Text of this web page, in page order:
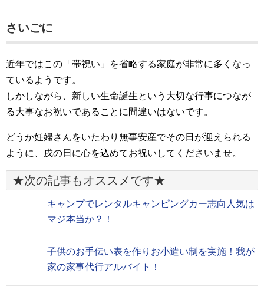
さいごに
近年ではこの「帯祝い」を省略する家庭が非常に多くなっ
ているようです。
しかしながら、新しい生命誕生という大切な行事につなが
る大事なお祝いであることに間違いはないです。
どうか妊婦さんをいたわり無事安産でその日が迎えられる
ように、戌の日に心を込めてお祝いしてくださいませ。
★次の記事もオススメです★
キャンプでレンタルキャンピングカー志向人気は
マジ本当か？！
子供のお手伝い表を作りお小遣い制を実施！我が
家の家事代行アルバイト！